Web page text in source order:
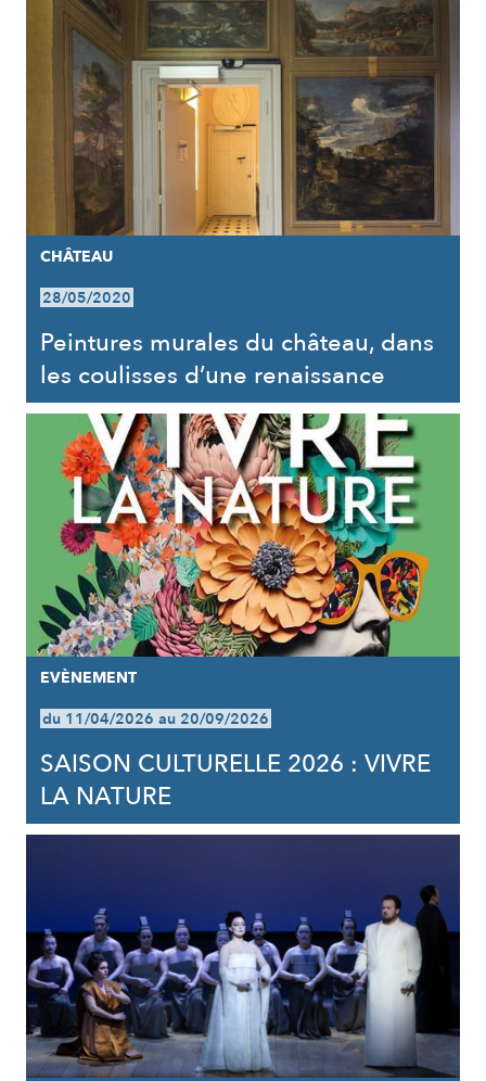
CHÂTEAU
28/05/2020
Peintures murales du château, dans
les coulisses d’une renaissance
EVÈNEMENT
du 11/04/2026 au 20/09/2026
SAISON CULTURELLE 2026 : VIVRE
LA NATURE